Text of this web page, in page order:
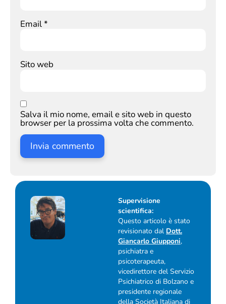
Email*
Sito web
Salva il mio nome, email e sito web in questo
browser per la prossima volta che commento.
Supervisione
scientifica:
Questo articolo è stato
revisionato dal Dott.
Giancarlo Giupponi,
psichiatra e
psicoterapeuta,
vicedirettore del Servizio
Psichiatrico di Bolzano e
presidente regionale
della Società Italiana di